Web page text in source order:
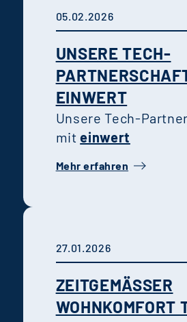
05.02.2026
UNSERE TECH-
EINWERT
Unsere Tech-
miteinwert
Mehr erfahren
27.01.2026
ZEITGEMÄSSER W
OHNKOMFORT